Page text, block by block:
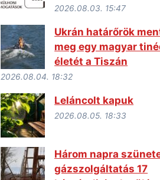
2026.08.03. 15:47
Ukrán határőrök
meg egy magyar
életét a Tiszán
2026.08.04. 18:32
Leláncolt kapuk
2026.08.05. 18:33
Három napra
gázszolgáltatás 17